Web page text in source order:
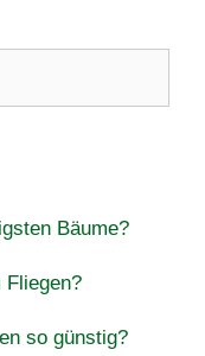
Bäume?
Fliegen?
so günstig?